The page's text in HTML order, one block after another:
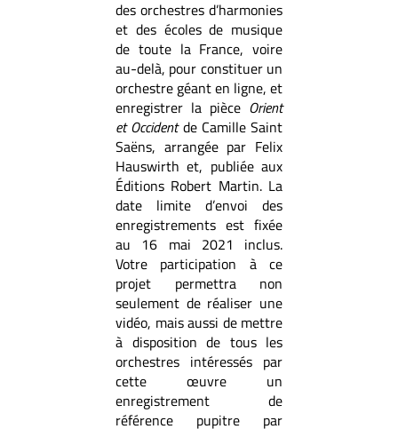
des orchestres d’harmonies
et des écoles de musique
de toute la France, voire
au-delà, pour constituer un
orchestre géant en ligne, et
enregistrer la pièce Orient
et Occidentde Camille Saint
Saëns, arrangée par Felix
Hauswirth et, publiée aux
Éditions Robert Martin. La
date limite d’envoi des
enregistrements est fixée
au 16 mai 2021 inclus.
Votre participation à ce
projet permettra non
seulement de réaliser une
vidéo, mais aussi de mettre
à disposition de tous les
orchestres intéressés par
cette œuvre un
enregistrement de
référence pupitre par